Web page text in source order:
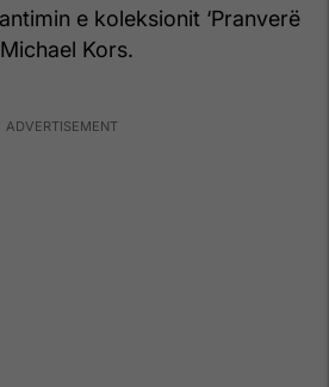
e koleksionit ‘Pranverë
Kors.